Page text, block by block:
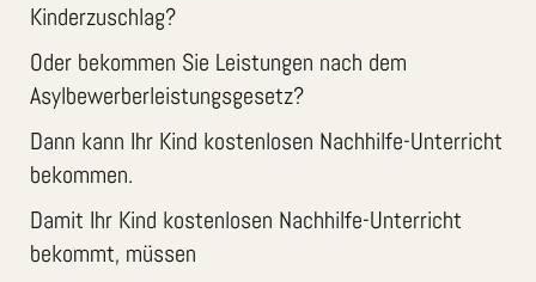
Kinderzuschlag?
Oder bekommen Sie Leistungen nach dem
Asylbewerberleistungsgesetz?
Dann kann Ihr Kind kostenlosen Nachhilfe-Unterricht
bekommen.
Damit Ihr Kind kostenlosen Nachhilfe-Unterricht
bekommt, müssen